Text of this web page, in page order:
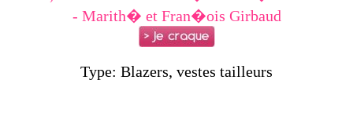
- Marith� et Fran�ois Girbaud
Type: Blazers, vestes tailleurs